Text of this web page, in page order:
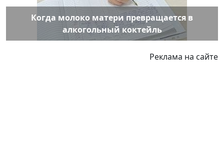
Когда молоко матери превращается в
алкогольный коктейль
Реклама на сайте